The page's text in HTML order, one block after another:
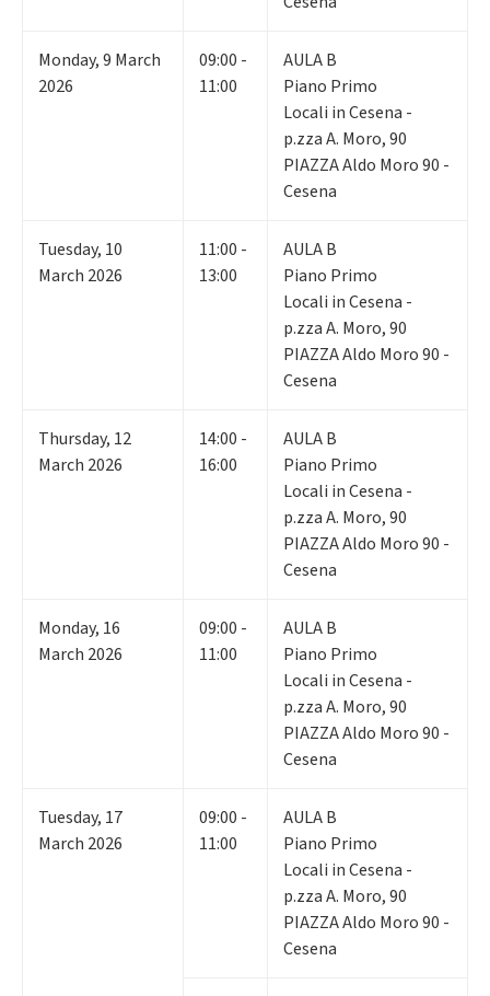
Monday,9 March
2026
09:00 -
11:00
AULA B
Piano Primo
Locali in Cesena -
p.zza A. Moro, 90
PIAZZA Aldo Moro 90 -
Cesena
Tuesday, 10
March 2026
11:00 -
13:00
AULA B
Piano Primo
Locali in Cesena -
p.zza A. Moro, 90
PIAZZA Aldo Moro 90 -
Cesena
Thursday, 12
March 2026
14:00 -
16:00
AULA B
Piano Primo
Locali in Cesena -
p.zza A. Moro, 90
PIAZZA Aldo Moro 90 -
Cesena
Monday, 16
March 2026
09:00 -
11:00
AULA B
Piano Primo
Locali in Cesena -
p.zza A. Moro, 90
PIAZZA Aldo Moro 90 -
Cesena
Tuesday, 17
March 2026
09:00 -
11:00
AULA B
Piano Primo
Locali in Cesena -
p.zza A. Moro, 90
PIAZZA Aldo Moro 90 -
Cesena